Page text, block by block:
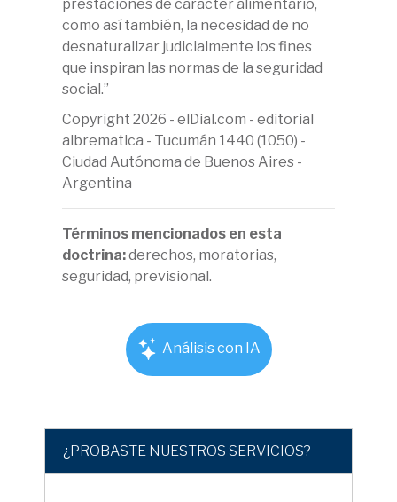
prestaciones de carácter alimentario,
como así también, la necesidad de no
desnaturalizar judicialmente los fines
que inspiran las normas de la seguridad
social.”
Copyright 2026 - elDial.com - editorial
albrematica - Tucumán 1440 (1050) -
Ciudad Autónoma de Buenos Aires -
Argentina
Términos mencionados en esta
doctrina:derechos, moratorias,
seguridad, previsional.
Análisis con IA
¿PROBASTE NUESTROS SERVICIOS?